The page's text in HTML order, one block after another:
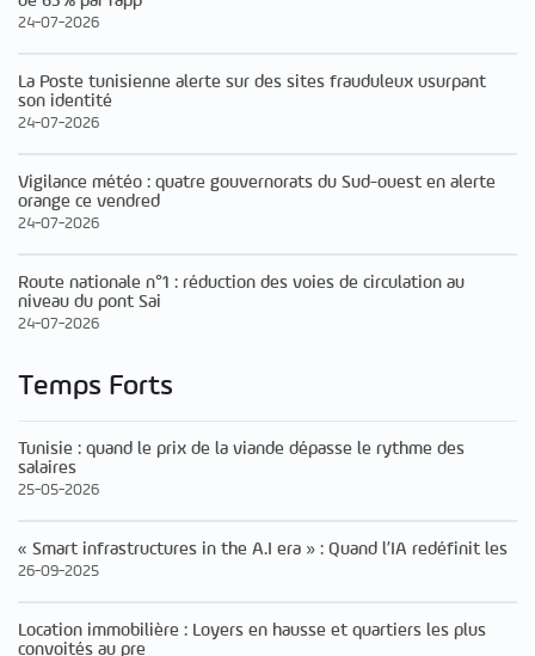
24-07-2026
La Poste tunisienne alerte sur des sites frauduleux usurpant
son identité
24-07-2026
Vigilance météo : quatre gouvernorats du Sud-ouest en alerte
orange ce vendred
24-07-2026
Route nationale n°1 : réduction des voies de circulation au
niveau du pont Sai
24-07-2026
Temps Forts
Tunisie : quand le prix de la viande dépasse le rythme des
salaires
25-05-2026
« Smart infrastructures in the A.I era » : Quand l’IA redéfinit les
26-09-2025
Location immobilière : Loyers en hausse et quartiers les plus
convoités au pre